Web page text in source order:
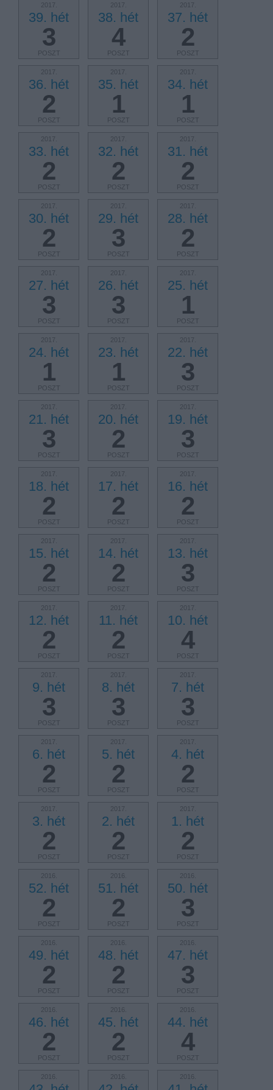
2017.
39. hét
3
POSZT
2017.
38. hét
4
POSZT
2017.
37. hét
2
POSZT
2017.
36. hét
2
POSZT
2017.
35. hét
1
POSZT
2017.
34. hét
1
POSZT
2017.
33. hét
2
POSZT
2017.
32. hét
2
POSZT
2017.
31. hét
2
POSZT
2017.
30. hét
2
POSZT
2017.
29. hét
3
POSZT
2017.
28. hét
2
POSZT
2017.
27. hét
3
POSZT
2017.
26. hét
3
POSZT
2017.
25. hét
1
POSZT
2017.
24. hét
1
POSZT
2017.
23. hét
1
POSZT
2017.
22. hét
3
POSZT
2017.
21. hét
3
POSZT
2017.
20. hét
2
POSZT
2017.
19. hét
3
POSZT
2017.
18. hét
2
POSZT
2017.
17. hét
2
POSZT
2017.
16. hét
2
POSZT
2017.
15. hét
2
POSZT
2017.
14. hét
2
POSZT
2017.
13. hét
3
POSZT
2017.
12. hét
2
POSZT
2017.
11. hét
2
POSZT
2017.
10. hét
4
POSZT
2017.
9. hét
3
POSZT
2017.
8. hét
3
POSZT
2017.
7. hét
3
POSZT
2017.
6. hét
2
POSZT
2017.
5. hét
2
POSZT
2017.
4. hét
2
POSZT
2017.
3. hét
2
POSZT
2017.
2. hét
2
POSZT
2017.
1. hét
2
POSZT
2016.
52. hét
2
POSZT
2016.
51. hét
2
POSZT
2016.
50. hét
3
POSZT
2016.
49. hét
2
POSZT
2016.
48. hét
2
POSZT
2016.
47. hét
3
POSZT
2016.
46. hét
2
POSZT
2016.
45. hét
2
POSZT
2016.
44. hét
4
POSZT
2016. 2016. 2016.